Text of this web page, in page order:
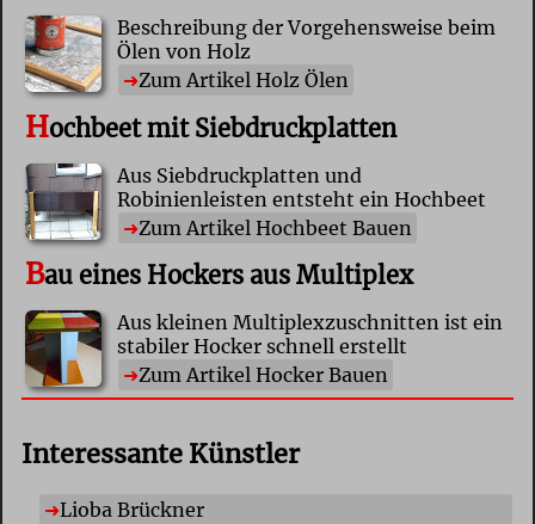
Beschreibung der Vorgehensweise beim
Ölen von Holz
Zum Artikel Holz Ölen
Hochbeet mit Siebdruckplatten
Aus Siebdruckplatten und
Robinienleisten entsteht ein Hochbeet
Zum Artikel Hochbeet Bauen
Bau eines Hockers aus Multiplex
Aus kleinen Multiplexzuschnitten ist ein
stabiler Hocker schnell erstellt
Zum Artikel Hocker Bauen
Interessante Künstler
Lioba Brückner